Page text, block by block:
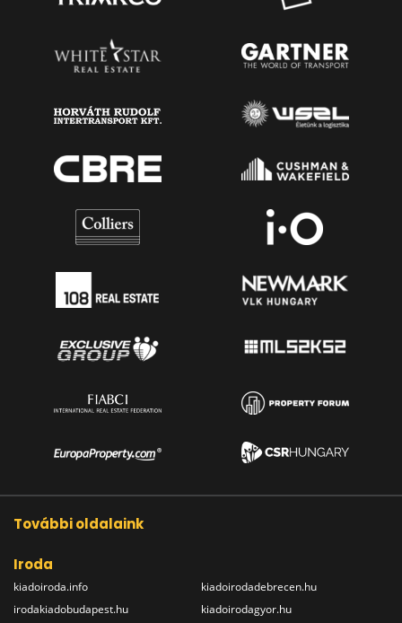
További oldalaink
Iroda
kiadoiroda.info
irodakiadobudapest.hu
kiadoirodadebrecen.hu
kiadoirodagyor.hu